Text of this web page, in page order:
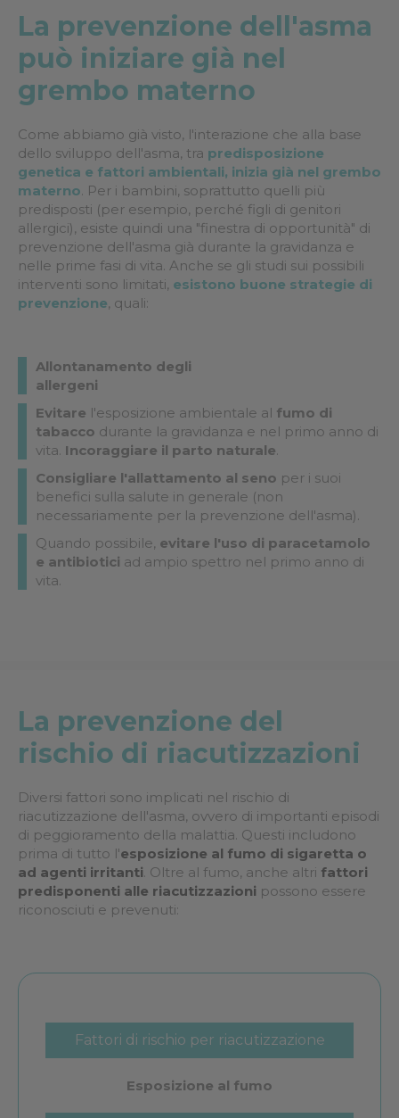
La prevenzione dell'asma
può iniziare già nel
grembo materno
Come abbiamo già visto, l'interazione che alla base
dello sviluppo dell'asma, tra predisposizione
genetica e fattori ambientali, inizia già nel grembo
materno. Per i bambini, soprattutto quelli più
predisposti (per esempio, perché figli di genitori
allergici), esiste quindi una "finestra di opportunità" di
prevenzione dell'asma già durante la gravidanza e
nelle prime fasi di vita. Anche se gli studi sui possibili
interventi sono limitati, esistono buone strategie di
prevenzione, quali:
Allontanamento degli
allergeni
Evitare l'esposizione ambientale al fumo di
tabacco durante la gravidanza e nel primo anno di
vita. Incoraggiare il parto naturale.
Consigliare l'allattamento al seno per i suoi
benefici sulla salute in generale (non
necessariamente per la prevenzione dell'asma).
Quando possibile, evitare l'uso di paracetamolo
e antibiotici ad ampio spettro nel primo anno di
vita.
La prevenzione del
rischio di riacutizzazioni
Diversi fattori sono implicati nel rischio di
riacutizzazione dell'asma, ovvero di importanti episodi
di peggioramento della malattia. Questi includono
prima di tutto l'esposizione al fumo di sigaretta o
ad agenti irritanti. Oltre al fumo, anche altri fattori
predisponenti alle riacutizzazioni possono essere
riconosciuti e prevenuti:
Fattori di rischio per riacutizzazione
Esposizione al fumo